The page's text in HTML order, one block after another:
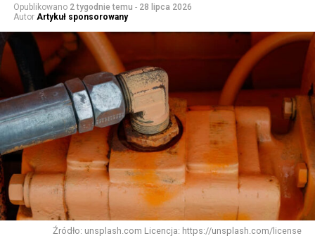
Opublikowano 2 tygodnie temu - 28 lipca 2026
Autor Artykuł sponsorowany
Źródło: unsplash.com Licencja: https://unsplash.com/license